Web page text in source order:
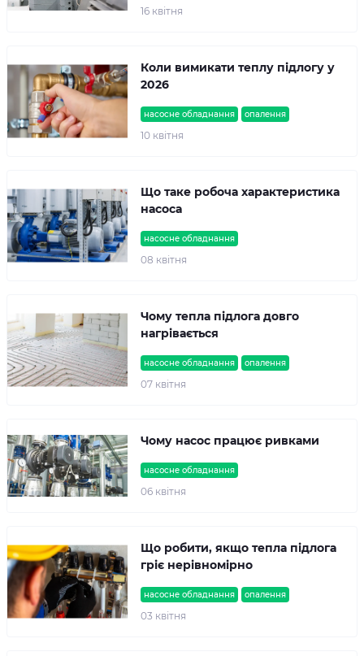
16 квітня
насосне обладнання опалення
10 квітня
Коли вимикати теплу підлогу у
2026
насосне обладнання
08 квітня
Що таке робоча характеристика
насоса
насосне обладнання опалення
07 квітня
Чому тепла підлога довго
нагрівається
насосне обладнання
06 квітня
Чому насос працює ривками
насосне обладнання опалення
03 квітня
Що робити, якщо тепла підлога
гріє нерівномірно